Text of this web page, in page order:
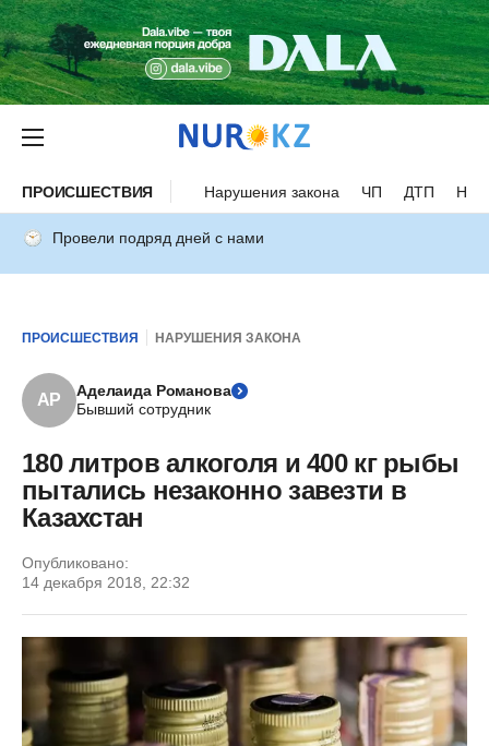
ПРОИСШЕСТВИЯ Нарушения закона ЧП ДТП
Провели подряд дней с нами
ПРОИСШЕСТВИЯ НАРУШЕНИЯ ЗАКОНА
АР
Аделаида Романова
Бывший сотрудник
180 литров алкоголя и 400 кг рыбы
пытались незаконно завезти в
Казахстан
Опубликовано:
14 декабря 2018, 22:32